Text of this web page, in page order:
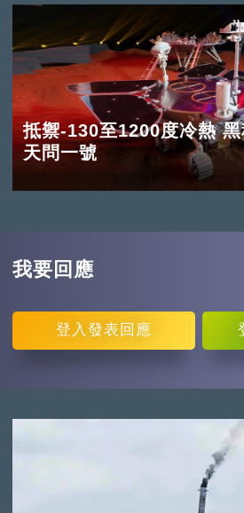
抵禦-130至1200度冷熱
天問一號
我要回應
登入 發表回應